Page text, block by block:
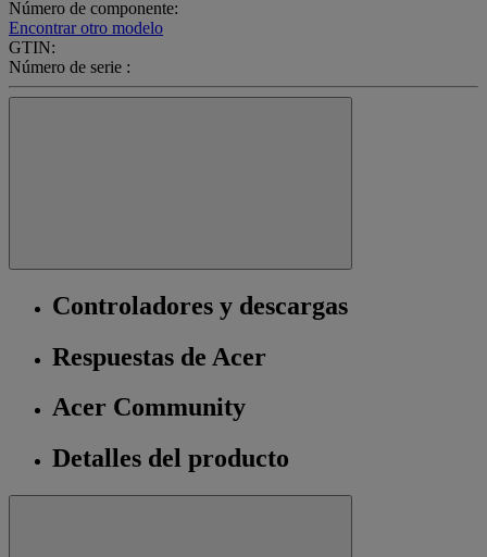
Número de componente:
Encontrar otro modelo
GTIN:
Número de serie :
Controladores y descargas
Respuestas de Acer
Acer Community
Detalles del producto